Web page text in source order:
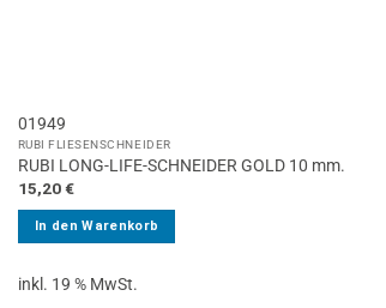
01949
RUBI FLIESENSCHNEIDER
RUBI LONG-LIFE-SCHNEIDER GOLD 10 mm.
15,20€
In den Warenkorb
inkl. 19 % MwSt.